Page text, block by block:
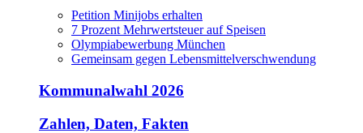
Petition Minijobs erhalten
7 Prozent Mehrwertsteuer auf Speisen
Olympiabewerbung München
Gemeinsam gegen Lebensmittelverschwendung
Kommunalwahl 2026
Zahlen, Daten, Fakten